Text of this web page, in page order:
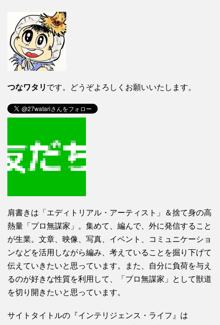
つなワタリ です。どうぞよろしくお願いいたします。
肩書きは「エディトリアル・アーティスト」＆捨て身の高
熱量「プロ無謀家」。集めて、編んで、外に発信すること
が生業。文章、映像、写真、イベント、コミュニケーショ
ンなどを活用しながら編み、考えていることを掘り下げて
伝えていきたいと思っています。また、自分に負荷を与え
るのが好きな性質を利用して、「プロ無謀家」として獣道
を切り開きたいと思っています。
サイトタイトルの『インテリジェンス・ライフ』は